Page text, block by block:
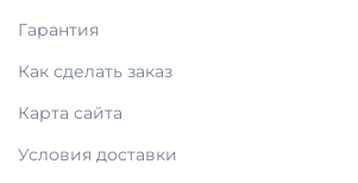
Гарантия
Как сделать заказ
Карта сайта
Условия доставки